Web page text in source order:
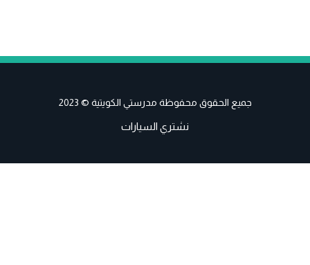
جميع الحقوق محفوظة مدرستي الكويتية © 2023
نشتري السيارات